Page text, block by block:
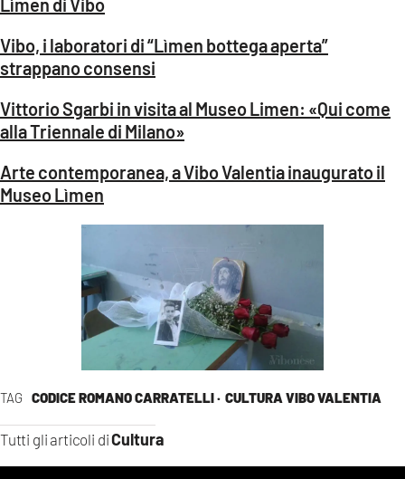
TAG CODICE ROMANO CARRATELLI · CULTURA VIBO VALENTIA
Tutti gli articoli diCultura
Lìmen di Vibo
Vibo, i laboratori di “Lìmen bottega aperta”
strappano consensi
Vittorio Sgarbi in visita al Museo Limen: «Qui come
alla Triennale di Milano»
Arte contemporanea, a Vibo Valentia inaugurato il
Museo Lìmen